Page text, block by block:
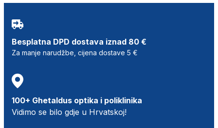
Besplatna DPD dostava iznad 80 €
Za manje narudžbe, cijena dostave 5 €
100+ Ghetaldus optika i poliklinika
Vidimo se bilo gdje u Hrvatskoj!